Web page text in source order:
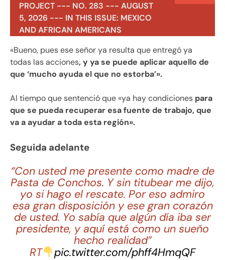
PROJECT --- NO. 283 --- AUGUST
5, 2026 --- IN THIS ISSUE: MEXICO
AND AFRICAN AMERICANS
«Bueno, pues ese señor ya resulta que entregó ya
todas las acciones, y ya se puede aplicar aquello de
que ‘mucho ayuda el que no estorba’».
Al tiempo que sentenció que «ya hay condiciones para
que se pueda recuperar esa fuente de trabajo, que
va a ayudar a toda esta región».
Seguida adelante
“Con usted me presente como madre de
Pasta de Conchos. Y sin titubear me dijo,
yo si hago el rescate. Por eso admiro
esa gran disposición y ese gran corazón
de usted. Yo sabía que algún día iba ser
presidente, y aquí está como un sueño
hecho realidad”
RT
pic.twitter.com/phff4HmqQF